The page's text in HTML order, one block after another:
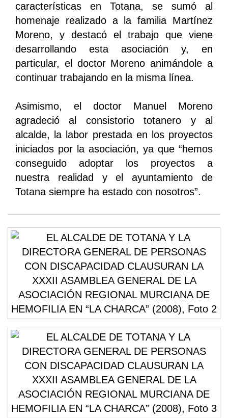
características en Totana, se sumó al
homenaje realizado a la familia Martínez
Moreno, y destacó el trabajo que viene
desarrollando esta asociación y, en
particular, el doctor Moreno animándole a
continuar trabajando en la misma línea.
Asimismo, el doctor Manuel Moreno
agradeció al consistorio totanero y al
alcalde, la labor prestada en los proyectos
iniciados por la asociación, ya que “hemos
conseguido adoptar los proyectos a
nuestra realidad y el ayuntamiento de
Totana siempre ha estado con nosotros”.